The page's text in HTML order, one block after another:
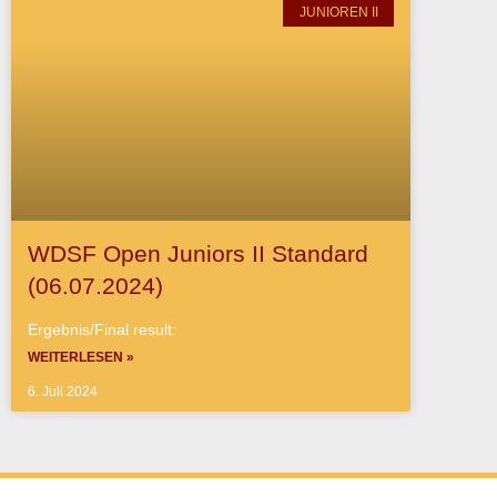
JUNIOREN II
WDSF Open Juniors II Standard
(06.07.2024)
Ergebnis/Final result:
WEITERLESEN »
6. Juli 2024